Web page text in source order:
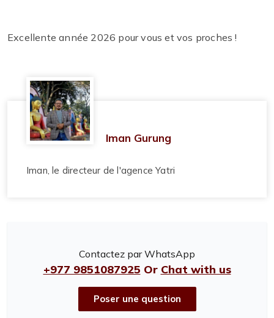
Excellente année 2026 pour vous et vos proches !
Iman Gurung
Iman, le directeur de l'agence Yatri
Contactez par WhatsApp
+977 9851087925 Or Chat with us
Poser une question